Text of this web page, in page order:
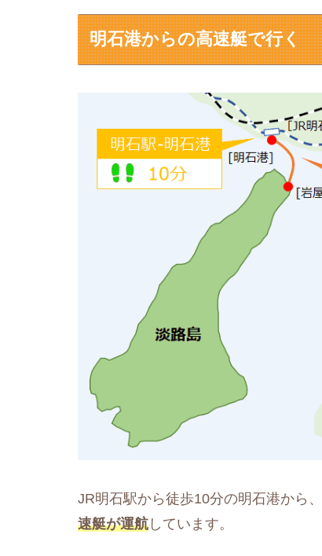
明石港からの高速艇で行く
JR明石駅から徒歩10分の明石港から、
速艇が運航 しています。